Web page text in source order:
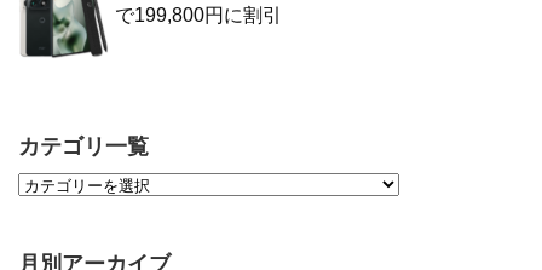
で199,800円に割引
カテゴリ一覧
月別アーカイブ